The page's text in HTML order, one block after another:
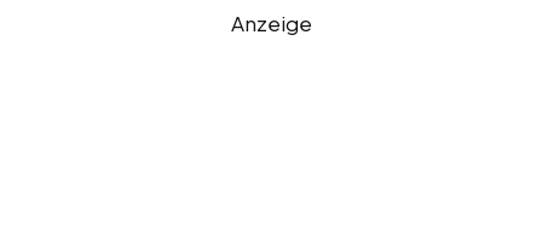
Anzeige